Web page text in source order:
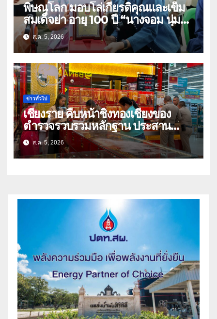
พิษณุโลก มอบโล่เกียรติคุณและเข็ม
สมเด็จย่า อายุ 100 ปี “นางจอม นุ่ม
เนตร” ตำบลบ้านกร่าง อำเภอเมือง
ส.ค. 5, 2026
ข่าวทั่วไป
เชียงราย คืบหน้าชิงทองเชียงของ
ตำรวจรวบรวมหลักฐาน ประสาน
สปป.ลาว ติดตามจับกุม
ส.ค. 5, 2026